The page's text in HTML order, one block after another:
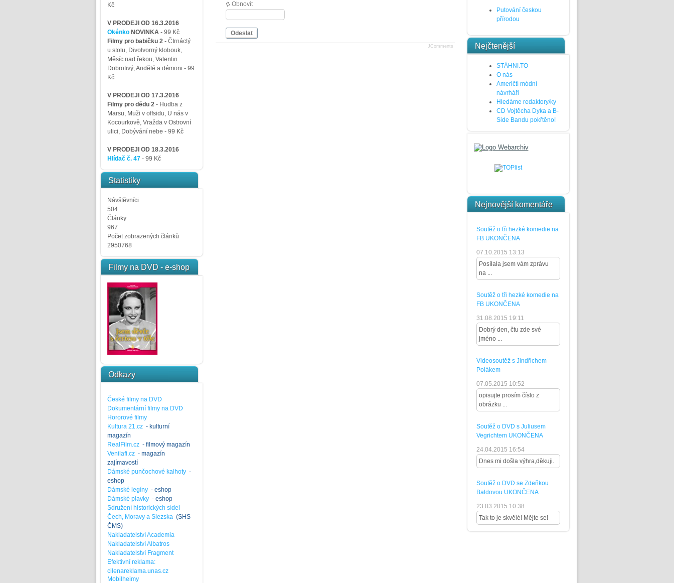
Kč
V PRODEJI OD 16.3.2016
Okénko NOVINKA - 99 Kč
Filmy pro babičku 2- Čtrnáctý
u stolu, Divotvorný klobouk,
Měsíc nad řekou, Valentin
Dobrotivý, Andělé a démoni - 99
Kč
V PRODEJI OD 17.3.2016
Filmy pro dědu 2- Hudba z
Marsu, Muži v offsidu, U nás v
Kocourkově, Vražda v Ostrovní
ulici, Dobývání nebe - 99 Kč
V PRODEJI OD 18.3.2016
Hlídač č. 47- 99 Kč
Statistiky
Návštěvníci
504
Články
967
Počet zobrazených článků
2950768
Filmy na DVD - e-shop
Odkazy
České filmy na DVD
Dokumentární filmy na DVD
Hororové filmy
Kultura 21.cz - kulturní
magazín
RealFilm.cz - filmový magazín
Venilafi.cz - magazín
zajímavostí
Dámské punčochové kalhoty -
eshop
Dámské legíny - eshop
Dámské plavky - eshop
Sdružení historických sídel
Čech, Moravy a Slezska (SHS
ČMS)
Nakladatelství Academia
Nakladatelství Albatros
Nakladatelství Fragment
Efektivní reklama:
cilenareklama.unas.cz
Mobilheimy
Obnovit
Odeslat
JComments
Putování českou
přírodou
Nejčtenější
STÁHNI.TO
O nás
Američtí módní
návrháři
Hledáme redaktory/ky
CD Vojtěcha Dyka a B-
Side Bandu pokřtěno!
Nejnovější komentáře
Soutěž o tři hezké komedie na
FB UKONČENA
07.10.2015 13:13
Posílala jsem vám zprávu
na ...
Soutěž o tři hezké komedie na
FB UKONČENA
31.08.2015 19:11
Dobrý den, čtu zde své
jméno ...
Videosoutěž s Jindřichem
Polákem
07.05.2015 10:52
opisujte prosím číslo z
obrázku ...
Soutěž o DVD s Juliusem
Vegrichtem UKONČENA
24.04.2015 16:54
Dnes mi došla výhra,děkuji.
Soutěž o DVD se Zdeňkou
Baldovou UKONČENA
23.03.2015 10:38
Tak to je skvělé! Mějte se!